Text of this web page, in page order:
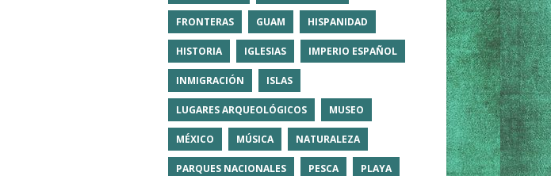
FRONTERAS GUAM HISPANIDAD
HISTORIA IGLESIAS IMPERIO ESPAÑOL
INMIGRACIÓN ISLAS
LUGARES ARQUEOLÓGICOS MUSEO
MÉXICO MÚSICA NATURALEZA
PARQUES NACIONALES PESCA PLAYA